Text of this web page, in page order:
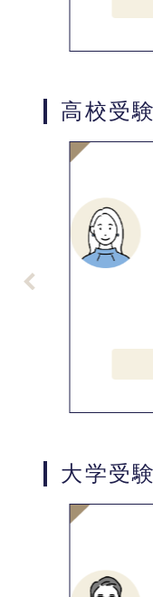
高校受
大学受